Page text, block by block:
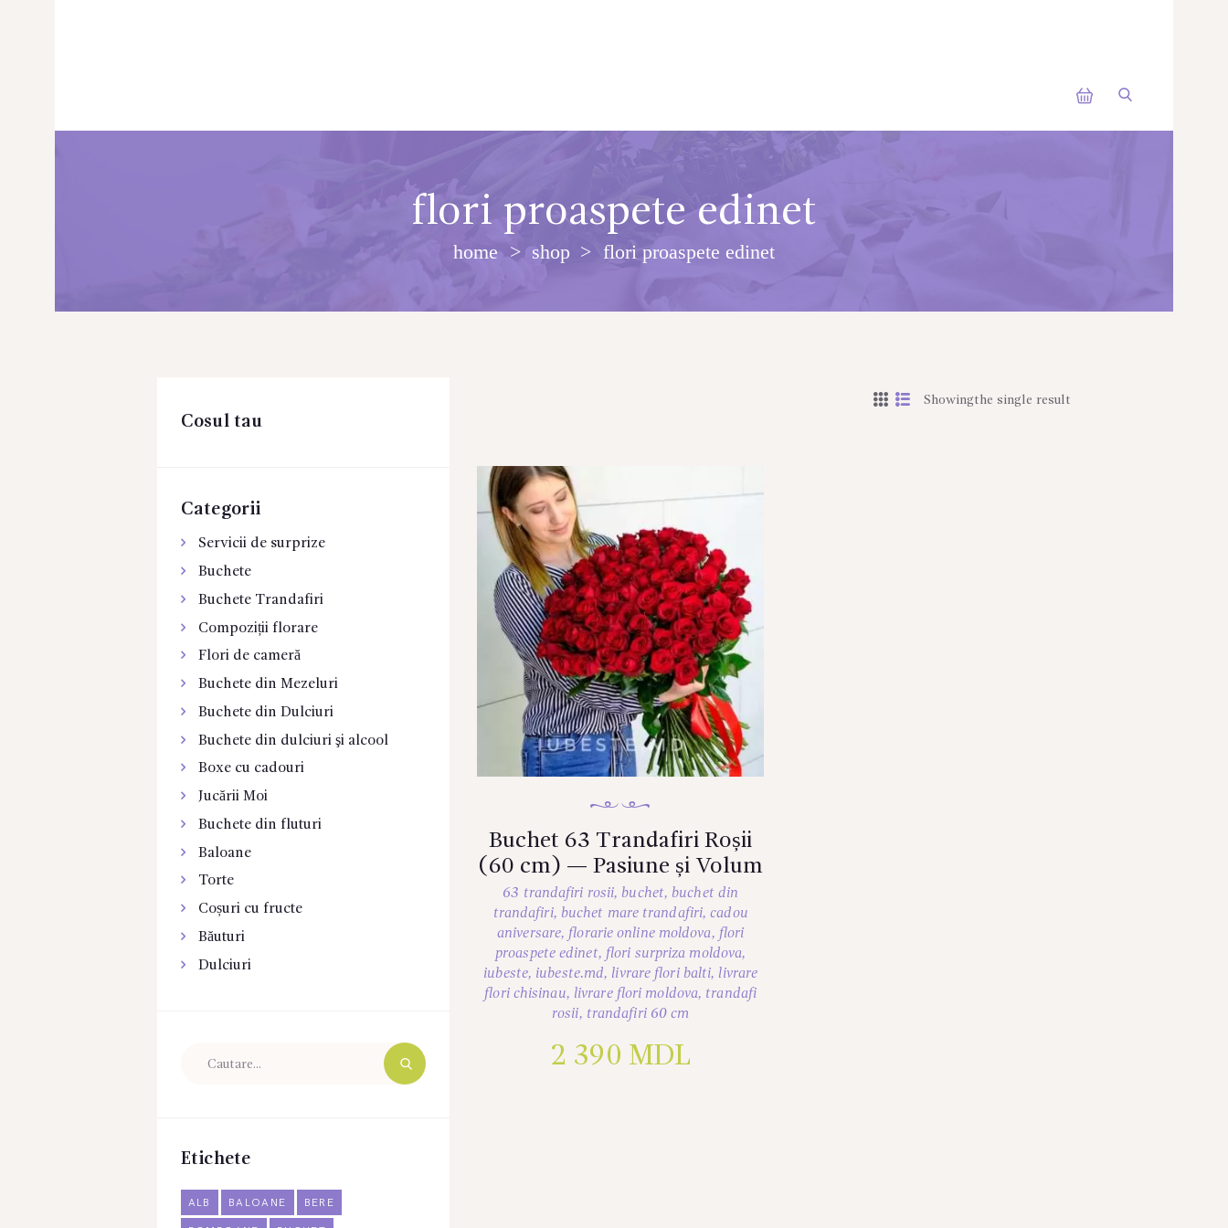
flori proaspete edinet
home shop flori proaspete edinet
Showingthe single result
Buchet 63 Trandafiri Roșii
(60 cm) — Pasiune și Volum
63 trandafiri rosii, buchet, buchet din
trandafiri, buchet mare trandafiri,cadou
aniversare, florarie online moldova, flori
proaspete edinet, flori surpriza moldova,
iubeste, iubeste.md, livrare flori balti, livrare
flori chisinau, livrare flori moldova, trandafi
rosii, trandafiri 60 cm
2 390 MDL
Cosul tau
Categorii
Servicii de surprize
Buchete
Buchete Trandafiri
Compoziții florare
Flori de cameră
Buchete din Mezeluri
Buchete din Dulciuri
Buchete din dulciuri şi alcool
Boxe cu cadouri
Jucării Moi
Buchete din fluturi
Baloane
Torte
Coșuri cu fructe
Băuturi
Dulciuri
Etichete
ALB BALOANE BERE